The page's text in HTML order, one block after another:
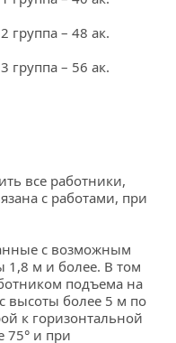
с работами, при
1,8 м и более. В том
подъема на
высоты более 5 м по
к горизонтальной
75° и при